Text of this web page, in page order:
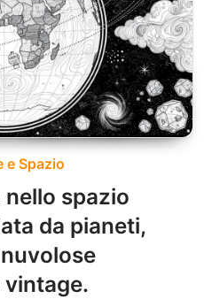
e Spazio
nello spazio
da pianeti,